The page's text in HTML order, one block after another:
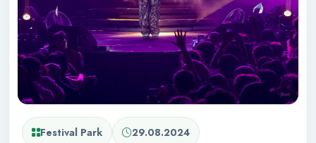
Festival Park 29.08.2024